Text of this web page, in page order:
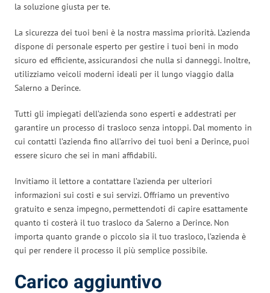
la soluzione giusta per te.
La sicurezza dei tuoi beni è la nostra massima priorità. L’azienda
dispone di personale esperto per gestire i tuoi beni in modo
sicuro ed efficiente, assicurandosi che nulla si danneggi. Inoltre,
utilizziamo veicoli moderni ideali per il lungo viaggio dalla
Salerno a Derince.
Tutti gli impiegati dell’azienda sono esperti e addestrati per
garantire un processo di trasloco senza intoppi. Dal momento in
cui contatti l’azienda fino all’arrivo dei tuoi beni a Derince, puoi
essere sicuro che sei in mani affidabili.
Invitiamo il lettore a contattare l’azienda per ulteriori
informazioni sui costi e sui servizi. Offriamo un preventivo
gratuito e senza impegno, permettendoti di capire esattamente
quanto ti costerà il tuo trasloco da Salerno a Derince. Non
importa quanto grande o piccolo sia il tuo trasloco, l’azienda è
qui per rendere il processo il più semplice possibile.
Carico aggiuntivo